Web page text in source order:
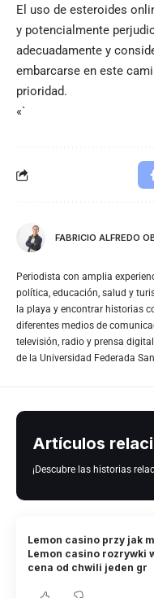
El uso de esteroides
y potencialmente
adecuadamente y
embarcarse en este
prioridad.
«`
FABRICIO ALFREDO
Periodista con amplia
política, educación, salud y
la playa y encontrar historias
diferentes medios de
televisión, radio y prensa
de la Universidad Federada
Artículos
¡Descubre las historias
Lemon casino przy jak
Lemon casino rozrywki
cena od chwili jeden gr